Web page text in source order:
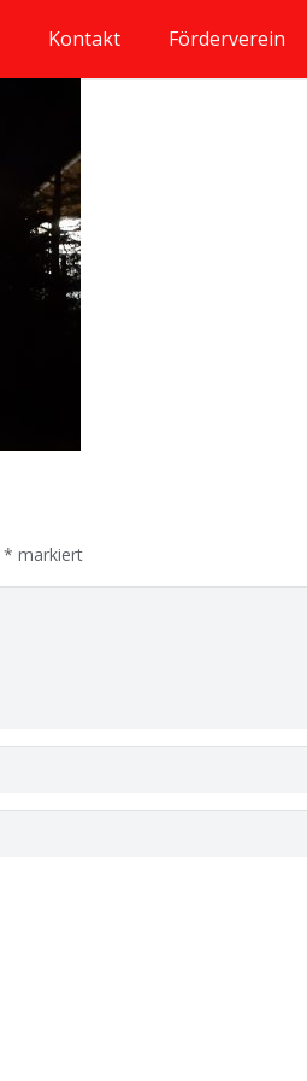
Kontakt Förderverein
* markiert